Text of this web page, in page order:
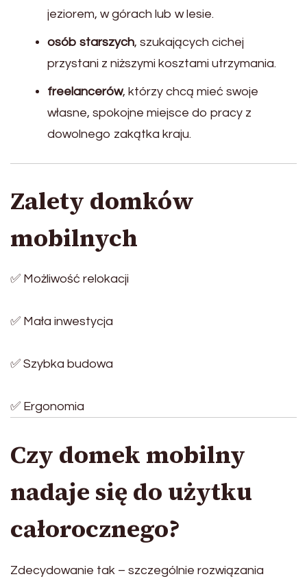
jeziorem, w górach lub w lesie.
osób starszych, szukających cichej
przystani z niższymi kosztami utrzymania.
freelancerów, którzy chcą mieć swoje
własne, spokojne miejsce do pracy z
dowolnego zakątka kraju.
Zalety domków
mobilnych
✅ Możliwość relokacji
✅ Mała inwestycja
✅ Szybka budowa
✅ Ergonomia
Czy domek mobilny
nadaje się do użytku
całorocznego?
Zdecydowanie tak – szczególnie rozwiązania